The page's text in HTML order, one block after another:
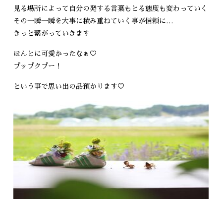
見る場所によって自分の発する言葉もとる態度も変わっていく
その一瞬一瞬を大事に積み重ねていく事が信頼に…
きっと繋がっていきます
ほんとに可愛かったなぁ♡
プップクプー！
という事で思い出の品預かります♡